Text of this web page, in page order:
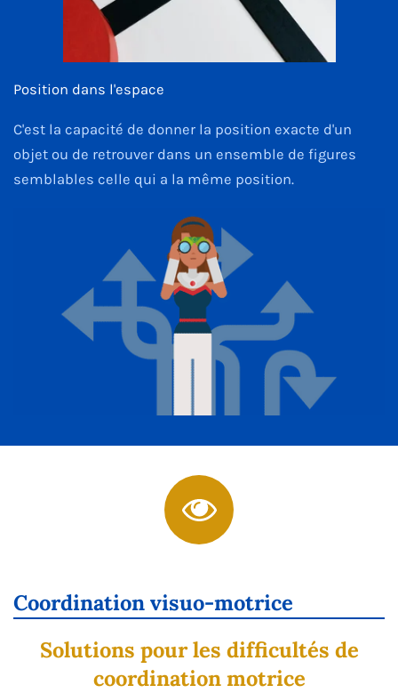
Position dans l'espace
C'est la capacité de donner la position exacte d'un
objet ou de retrouver dans un ensemble de figures
semblables celle qui a la même position.
Coordination visuo-motrice
Solutions pour les difficultés de
coordination motrice